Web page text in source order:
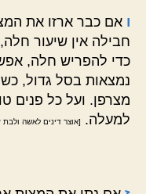
ו אם כבר ארזו את
חבילה אין שיעור
כדי להפריש חלה,
נמצאות בסל גדול,
מצרפן. ועל כל פנים
למעלה.
[אוצר דינים לאשה ולבת